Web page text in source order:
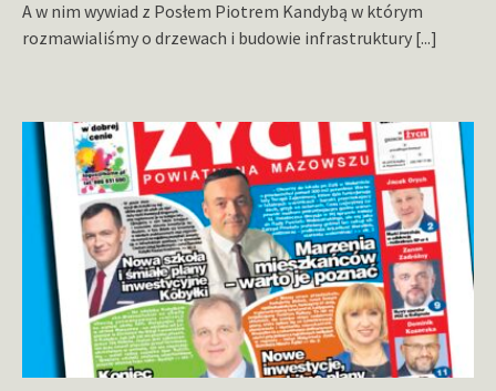
A w nim wywiad z Posłem Piotrem Kandybą w którym
rozmawialiśmy o drzewach i budowie infrastruktury [...]